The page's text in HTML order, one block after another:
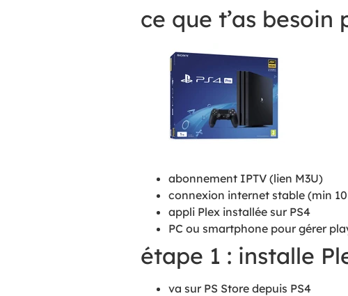
ce que t’as besoin
abonnement IPTV (lien M3U)
connexion internet stable (min
appli Plex installée sur PS4
PC ou smartphone pour gérer
étape 1 : installe
va sur PS Store depuis PS4